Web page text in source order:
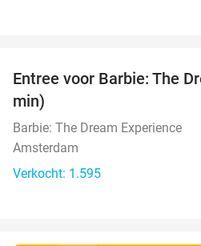
Entree voor Barbie: The
min)
Barbie: The Dream Experience
Amsterdam
Verkocht: 1.595